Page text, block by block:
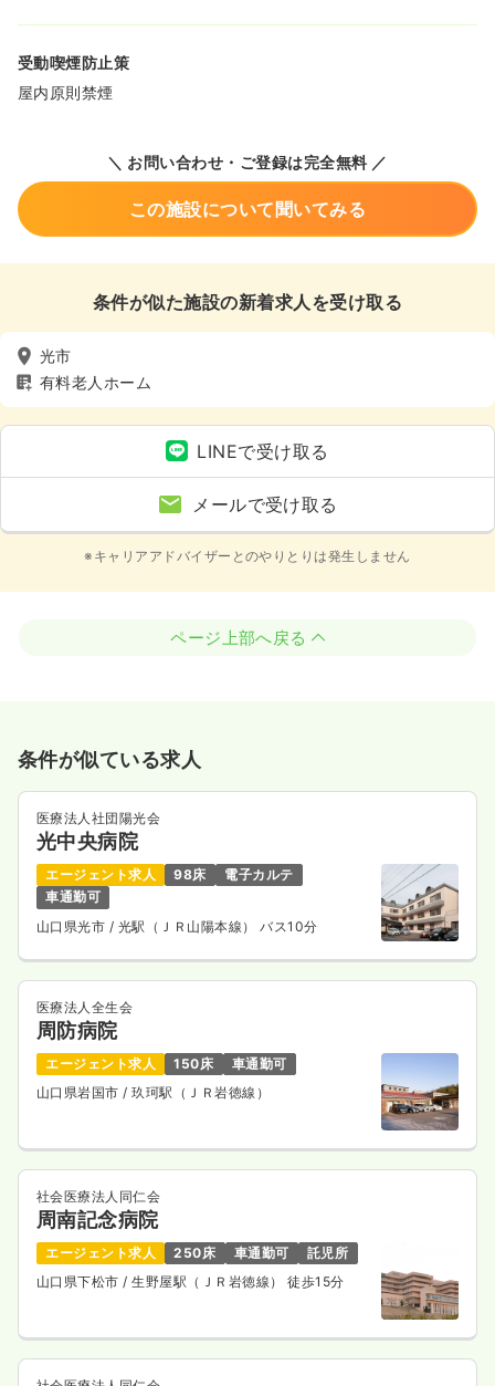
受動喫煙防止策
屋内原則禁煙
＼ お問い合わせ・ご登録は完全無料 ／
この施設について聞いてみる
条件が似た施設の新着求人を受け取る
光市
有料老人ホーム
LINEで受け取る
メールで受け取る
※キャリアアドバイザーとのやりとりは発生しません
ページ上部へ戻る
条件が似ている求人
医療法人社団陽光会
光中央病院
エージェント求人 98床
電子カルテ
車通勤可
山口県光市 / 光駅（ＪＲ山陽本線） バス10分
医療法人全生会
周防病院
エージェント求人 150床
車通勤可
山口県岩国市/ 玖珂駅（ＪＲ岩徳線）
社会医療法人同仁会
周南記念病院
エージェント求人 250床 車通勤可
託児所
山口県下松市/ 生野屋駅（ＪＲ岩徳線） 徒歩15分